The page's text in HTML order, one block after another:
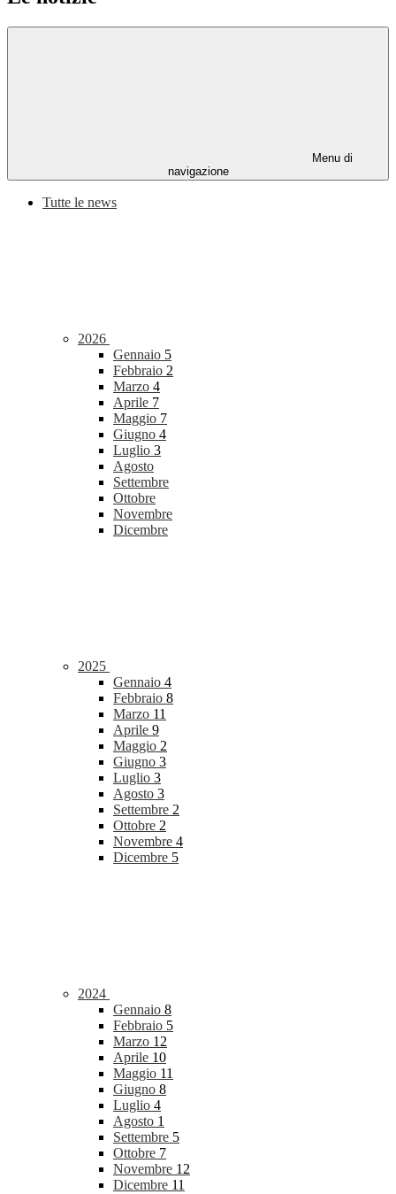
Menu di
navigazione
Tutte le news
2026
Gennaio 5
Febbraio 2
Marzo 4
Aprile 7
Maggio 7
Giugno 4
Luglio 3
Agosto
Settembre
Ottobre
Novembre
Dicembre
2025
Gennaio 4
Febbraio 8
Marzo 11
Aprile 9
Maggio 2
Giugno 3
Luglio 3
Agosto 3
Settembre 2
Ottobre 2
Novembre 4
Dicembre 5
2024
Gennaio 8
Febbraio 5
Marzo 12
Aprile 10
Maggio 11
Giugno 8
Luglio 4
Agosto 1
Settembre 5
Ottobre 7
Novembre 12
Dicembre 11